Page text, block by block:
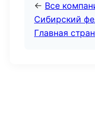
← Все
Сибирский
Главная